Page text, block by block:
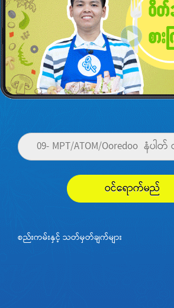
ဝင်ရောက်မည်
စည်းကမ်းနှင့် သတ်မှတ်ချက်များ